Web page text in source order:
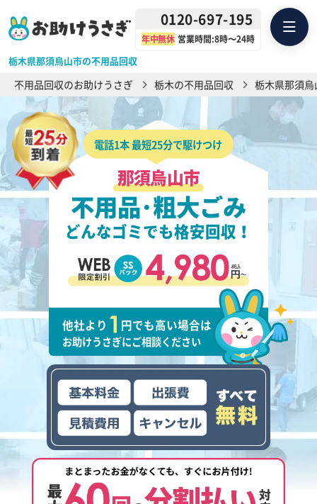
栃木県那須烏山市の不用品回収
0120-697-195
年中無休 営業時間:8時〜24時
不用品回収のお助けうさぎ 栃木の不用品回収 栃木県那須
電話1本 最短25分で駆けつけ
那須烏山市
不用品･粗大ごみ
どんなゴミでも格安回収！
他社より 円でも高い場合は
お助けうさぎにご相談ください